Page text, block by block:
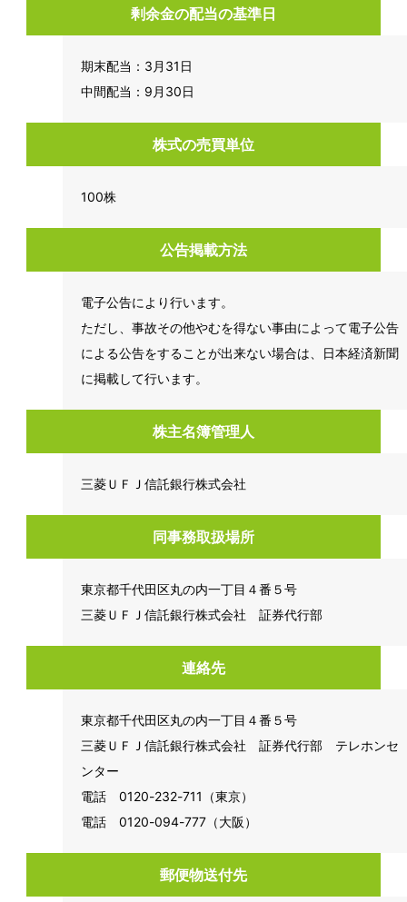
剰余金の配当の基準日
期末配当：3月31日
中間配当：9月30日
株式の売買単位
100株
公告掲載方法
電子公告により行います。
ただし、事故その他やむを得ない事由によって電子公告
による公告をすることが出来ない場合は、日本経済新聞
に掲載して行います。
株主名簿管理人
三菱ＵＦＪ信託銀行株式会社
同事務取扱場所
東京都千代田区丸の内一丁目４番５号
三菱ＵＦＪ信託銀行株式会社 証券代行部
連絡先
東京都千代田区丸の内一丁目４番５号
三菱ＵＦＪ信託銀行株式会社 証券代行部 テレホンセ
ンター
電話 0120-232-711（東京）
電話 0120-094-777（大阪）
郵便物送付先